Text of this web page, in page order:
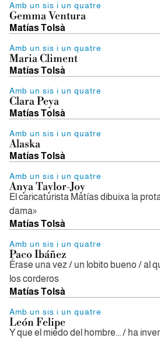
Amb un sis i un quatre
Gemma Ventura
Matías Tolsà
Amb un sis i un quatre
Maria Climent
Matías Tolsà
Amb un sis i un quatre
Clara Peya
Matías Tolsà
Amb un sis i un quatre
Alaska
Matías Tolsà
Amb un sis i un quatre
Anya Taylor-Joy
El caricaturista Matías dibuixa la
dama»
Matías Tolsà
Amb un sis i un quatre
Paco Ibáñez
Érase una vez / un lobito bueno / al
los corderos
Matías Tolsà
Amb un sis i un quatre
León Felipe
Y que el miedo del hombre... / ha